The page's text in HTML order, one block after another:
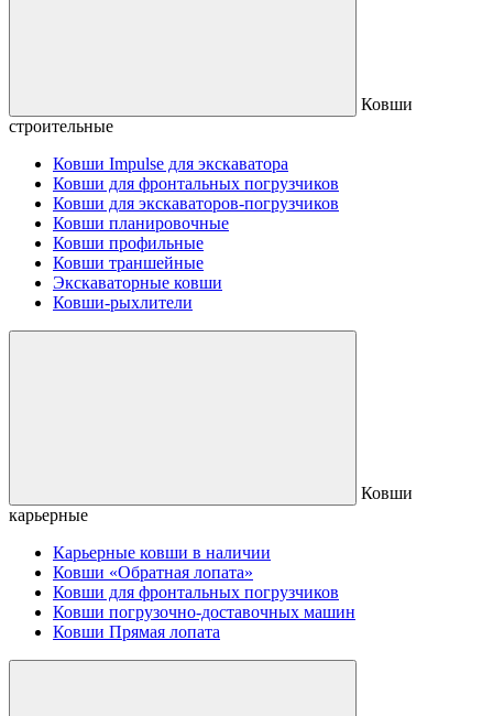
Ковши
строительные
Ковши Impulse для экскаватора
Ковши для фронтальных погрузчиков
Ковши для экскаваторов-погрузчиков
Ковши планировочные
Ковши профильные
Ковши траншейные
Экскаваторные ковши
Ковши-рыхлители
Ковши
карьерные
Карьерные ковши в наличии
Ковши «Обратная лопата»
Ковши для фронтальных погрузчиков
Ковши погрузочно-доставочных машин
Ковши Прямая лопата